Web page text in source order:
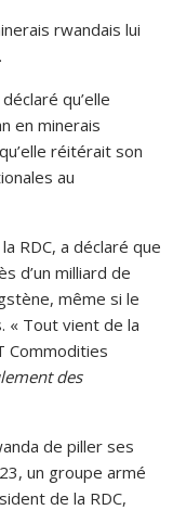
rwandais lui
qu’elle
en minerais
réitérait son
au
RDC, a déclaré que
d’un milliard de
même si le
« Tout vient de la
Commodities
des
de piller ses
un groupe armé
de la RDC,